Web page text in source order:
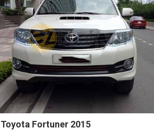
Toyota Fortuner 2015